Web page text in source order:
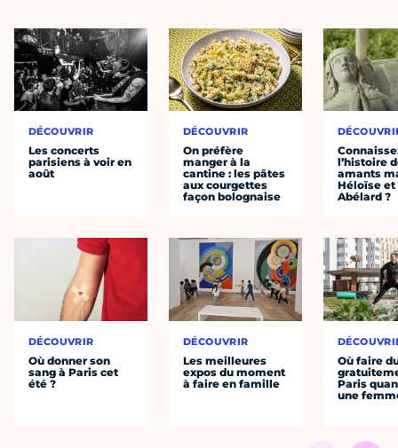
DÉCOUVRIR
Les concerts
parisiens à voir en
août
DÉCOUVRIR
Où donner son
sang à Paris cet
été ?
DÉCOUVRIR
On préfère
manger à la
cantine : les pâtes
aux courgettes
façon bolognaise
DÉCOUVRIR
Les meilleures
expos du moment
à faire en famille
l’histoire
amants
Héloïse et
Abélard ?
Où faire
Paris
une